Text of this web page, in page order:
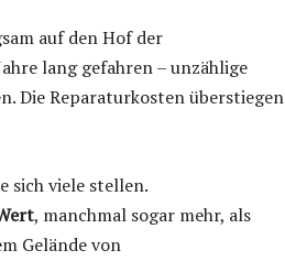
auf den Hof der
lang gefahren – unzählige
Die Reparaturkosten überstiegen
sich viele stellen.
, manchmal sogar mehr, als
Gelände von